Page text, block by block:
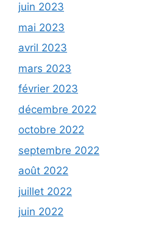
juin 2023
mai 2023
avril 2023
mars 2023
février 2023
décembre 2022
octobre 2022
septembre 2022
août 2022
juillet 2022
juin 2022